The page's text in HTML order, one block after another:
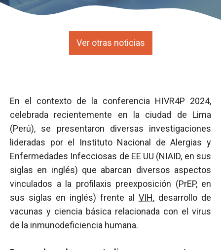
Ver otras noticias
En el contexto de la conferencia HIVR4P 2024,
celebrada recientemente en la ciudad de Lima
(Perú), se presentaron diversas investigaciones
lideradas por el Instituto Nacional de Alergias y
Enfermedades Infecciosas de EE UU (NIAID, en sus
siglas en inglés) que abarcan diversos aspectos
vinculados a la profilaxis preexposición (PrEP, en
sus siglas en inglés) frente al VIH, desarrollo de
vacunas y ciencia básica relacionada con el virus
de la inmunodeficiencia humana.